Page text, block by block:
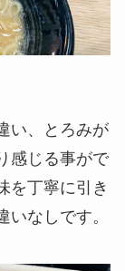
い、とろみが
感じる事がで
を丁寧に引き
なしです。